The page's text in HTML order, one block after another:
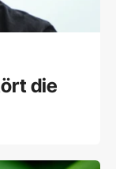
die